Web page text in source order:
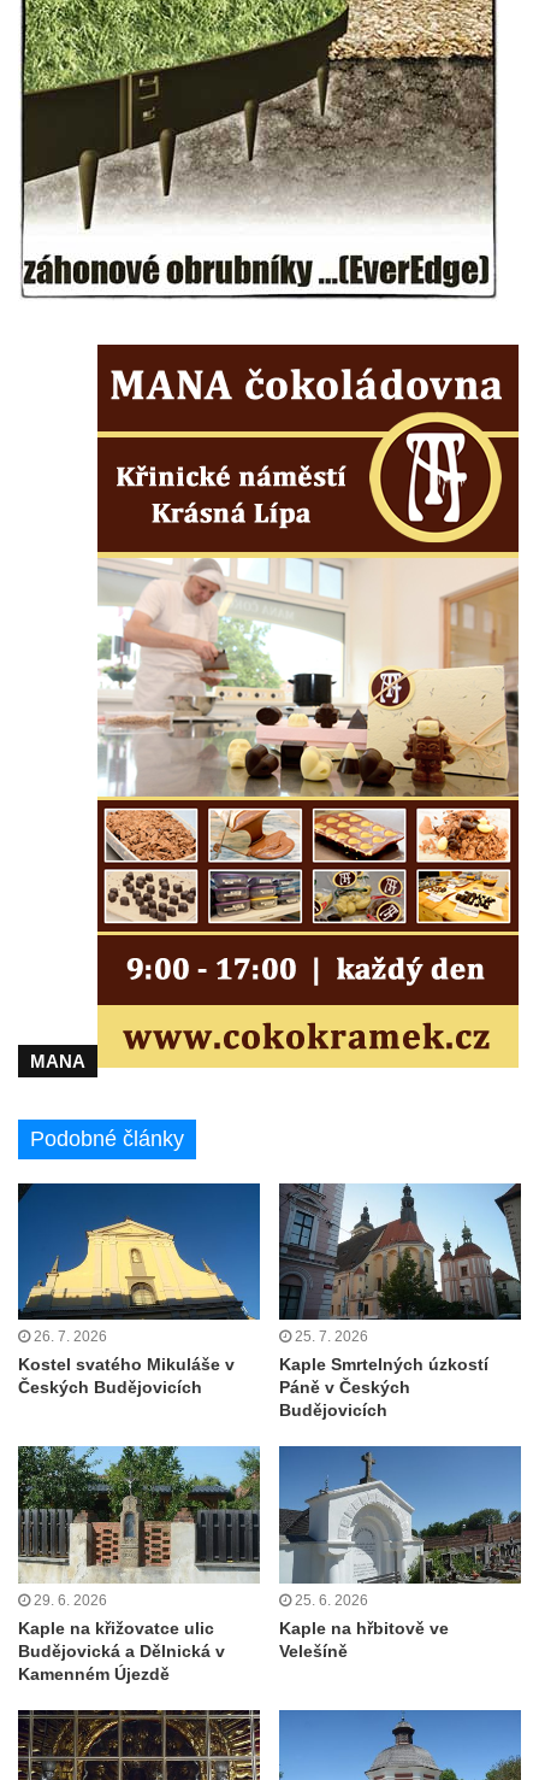
Kaple Panny Marie v Horním Třeboníně
Kaple mezi Dolním Třebonínem a Horním
Třebonínem
Kaple v severní části Dolního Třebonína
Márnice na hřbitově v Rybniště
Kaple u kostela svatého Jiljí v Lužci nad
Vltavou
Kostel svatého Jiljí v Lužci nad Vltavou
Kaple Božího těla na hřbitově v Hostíně u
Kostel Nanebevzetí Panny Marie v Hostíně
u Vojkovic
Kaple svatého Bartoloměje v Bukolu
Hřbitovní kaple na hřbitově v Lužci nad
Márnice na hřbitově v Hrobčicích
Kostel svatého Havla na hřbitově v
Hrobčicích
Kaple svatého Vavřince v Mirošovicích
Márnice na hřbitově v Račicích
Márnice na hřbitově v Dobříni
Kaple v Bezděkově
Kaple Nejsvětější Trojice v centru Liběšic
Výklenková kaple na rozcestí na jižním
okraji Liběšic
Kaple svatého Blažeje východně od Lužice
Márnice na hřbitově v Lužici
Márnice na hřbitově v Kozlech
Protestantský (evangelicko-luterský) kostel
Crostau
Kaple Nanebevstoupení Panny Marie ve
Svitavě
Výklenková kaple Piety ve Svojkově
Kostel Nejsvětější Trojice ve Velenicích
Kostel svatého Vavřince v Okounově
Kostel svatých Petra a Pavla v Semilech
Kostel Nanebevzetí Panny Marie (St. Mariä
Himmelfahrt) v Schirgiswalde
Kostel svaté Máří Magdaleny u hradu
Krasíkov
Kaple Olivetské hory pod věží kostela
Mildeova kaple pod Ortelem
Kostel Zvěstování Panny Marie v Duchcově
MANA
Podobné články
26. 7. 2026
Kostel svatého Mikuláše v
Českých Budějovicích
25. 7. 2026
Kaple Smrtelných úzkostí
Páně v Českých
Budějovicích
29. 6. 2026
Kaple na křižovatce ulic
Budějovická a Dělnická v
Kamenném Újezdě
25. 6. 2026
Kaple na hřbitově ve
Velešíně